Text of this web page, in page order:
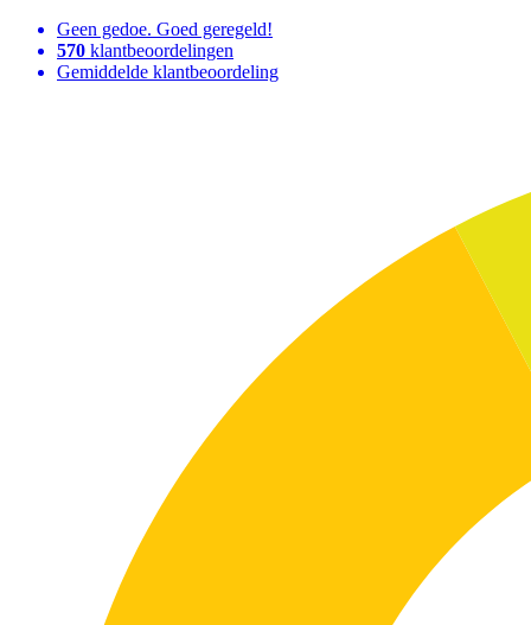
Geen gedoe. Goed geregeld!
570 klantbeoordelingen
Gemiddelde klantbeoordeling